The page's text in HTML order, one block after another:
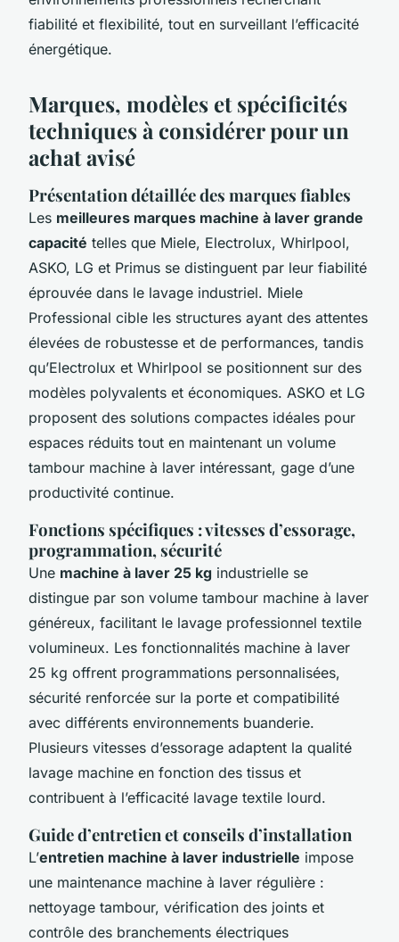
fiabilité et flexibilité, tout en surveillant l’efficacité
énergétique.
Marques, modèles et spécificités
techniques à considérer pour un
achat avisé
Présentation détaillée des marques fiables
Les meilleures marques machine à laver grande
capacité telles que Miele, Electrolux, Whirlpool,
ASKO, LG et Primus se distinguent par leur fiabilité
éprouvée dans le lavage industriel. Miele
Professional cible les structures ayant des attentes
élevées de robustesse et de performances, tandis
qu’Electrolux et Whirlpool se positionnent sur des
modèles polyvalents et économiques. ASKO et LG
proposent des solutions compactes idéales pour
espaces réduits tout en maintenant un volume
tambour machine à laver intéressant, gage d’une
productivité continue.
Fonctions spécifiques : vitesses d’essorage,
programmation, sécurité
Une machine à laver 25 kg industrielle se
distingue par son volume tambour machine à laver
généreux, facilitant le lavage professionnel textile
volumineux. Les fonctionnalités machine à laver
25 kg offrent programmations personnalisées,
sécurité renforcée sur la porte et compatibilité
avec différents environnements buanderie.
Plusieurs vitesses d’essorage adaptent la qualité
lavage machine en fonction des tissus et
contribuent à l’efficacité lavage textile lourd.
Guide d’entretien et conseils d’installation
L’entretien machine à laver industrielle impose
une maintenance machine à laver régulière :
nettoyage tambour, vérification des joints et
contrôle des branchements électriques